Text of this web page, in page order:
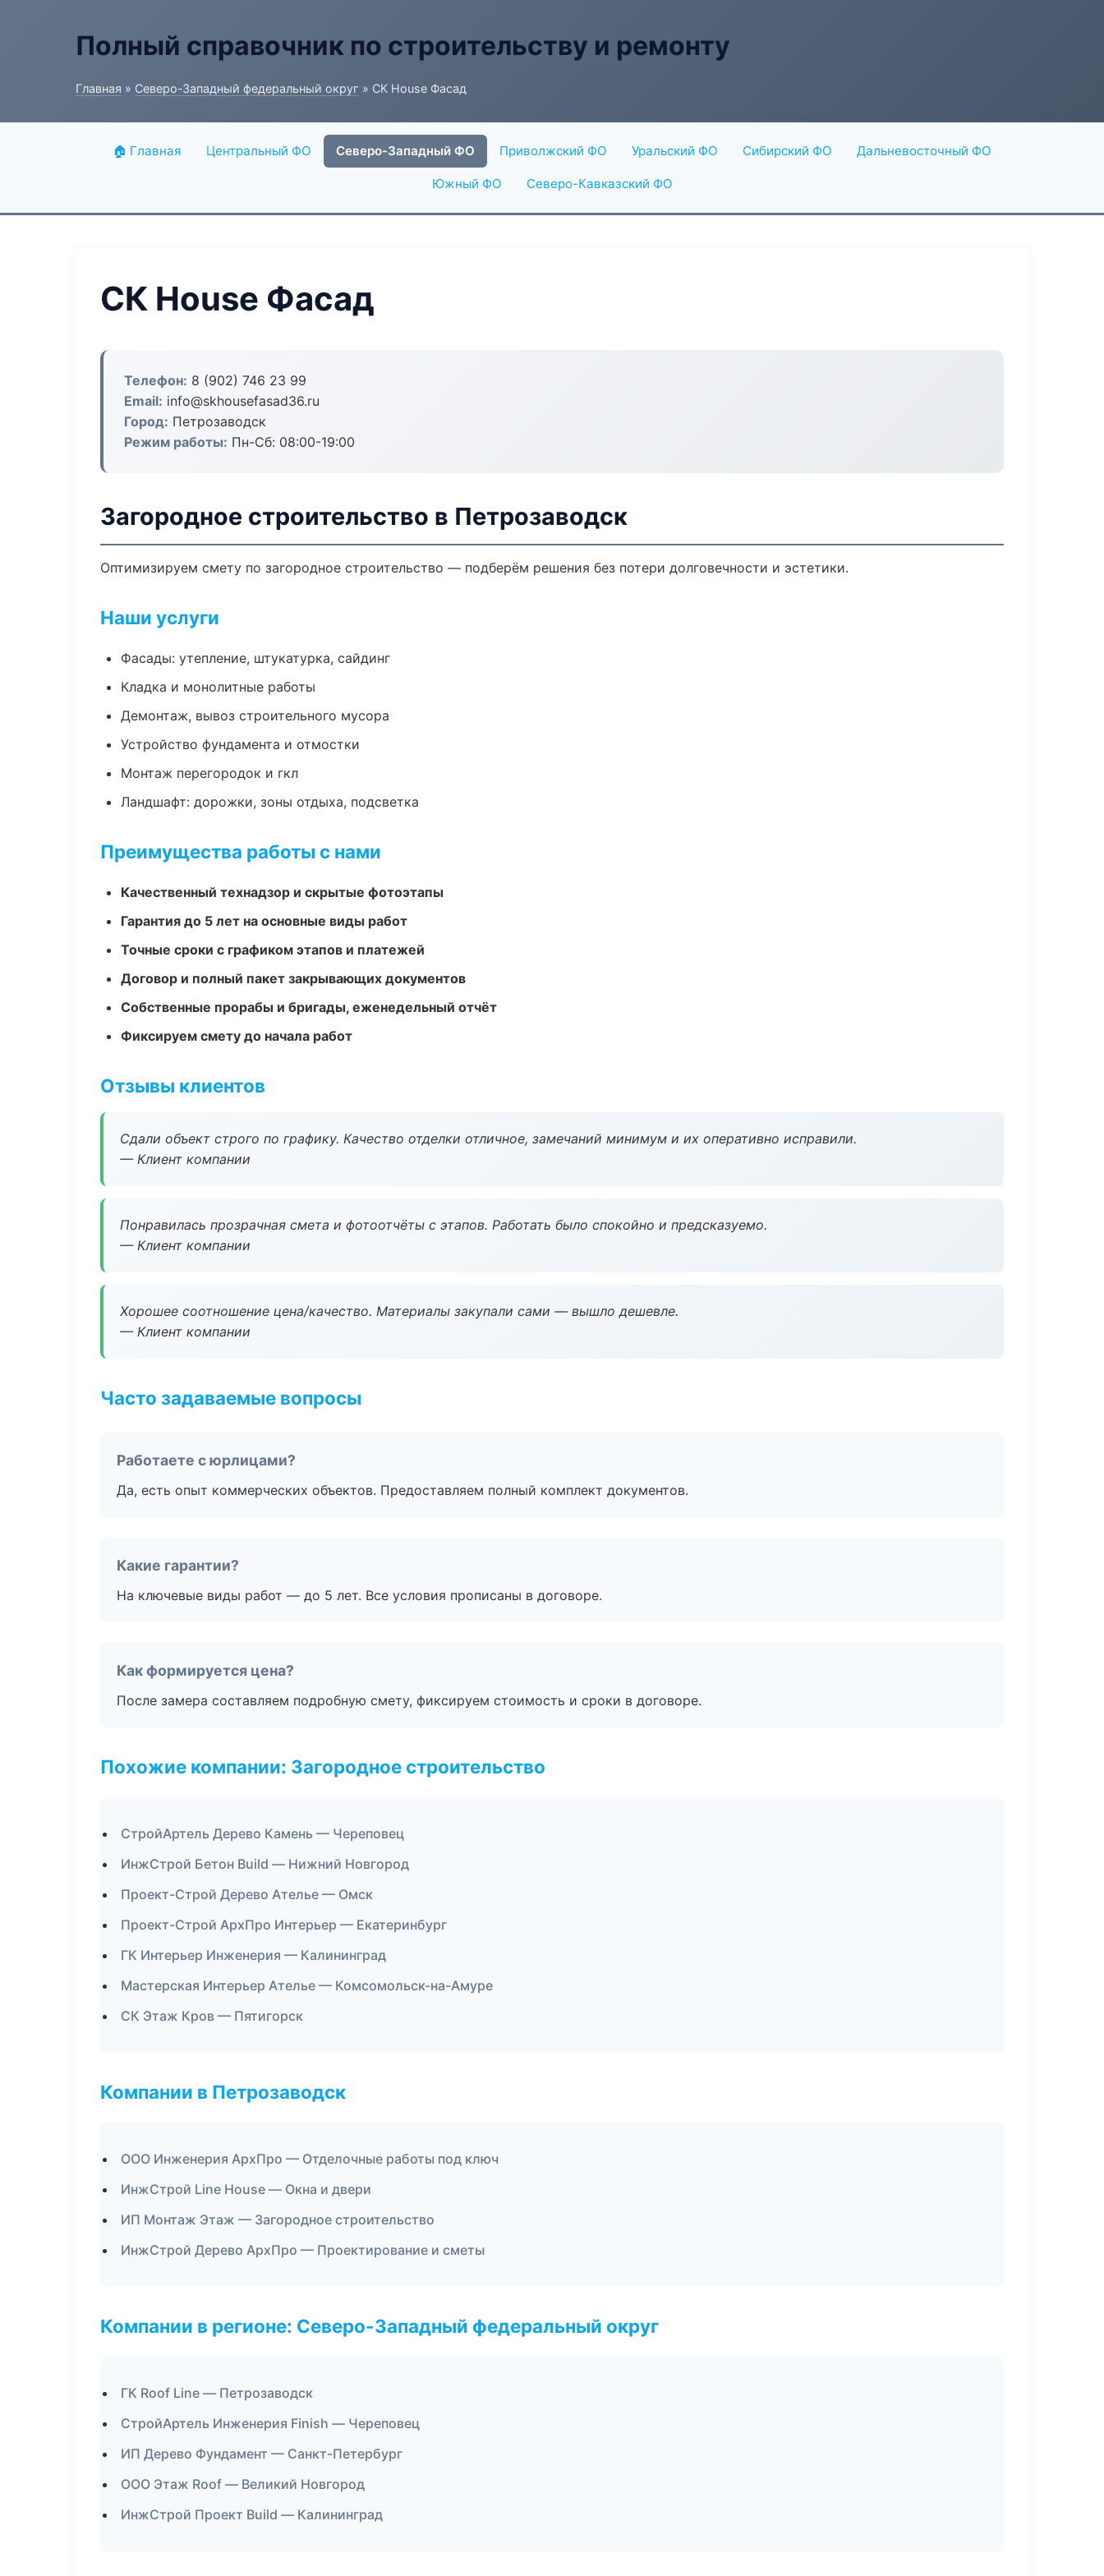
Полный справочник по строительству и ремонту
Главная » Северо-Западный федеральный округ » СК House Фасад
🏠 Главная Центральный ФО Северо-Западный ФО Приволжский ФО Уральский ФО Сибирский ФО Дальневосточный ФО
Южный ФО Северо-Кавказский ФО
СК House Фасад
Телефон: 8 (902) 746 23 99
Email: info@skhousefasad36.ru
Город: Петрозаводск
Режим работы: Пн-Сб: 08:00-19:00
Загородное строительство в Петрозаводск
Оптимизируем смету по загородное строительство — подберём решения без потери долговечности и эстетики.
Наши услуги
Фасады: утепление, штукатурка, сайдинг
Кладка и монолитные работы
Демонтаж, вывоз строительного мусора
Устройство фундамента и отмостки
Монтаж перегородок и гкл
Ландшафт: дорожки, зоны отдыха, подсветка
Преимущества работы с нами
Качественный технадзор и скрытые фотоэтапы
Гарантия до 5 лет на основные виды работ
Точные сроки с графиком этапов и платежей
Договор и полный пакет закрывающих документов
Собственные прорабы и бригады, еженедельный отчёт
Фиксируем смету до начала работ
Отзывы клиентов
Сдали объект строго по графику. Качество отделки отличное, замечаний минимум и их оперативно исправили.
— Клиент компании
Понравилась прозрачная смета и фотоотчёты с этапов. Работать было спокойно и предсказуемо.
— Клиент компании
Хорошее соотношение цена/качество. Материалы закупали сами — вышло дешевле.
— Клиент компании
Часто задаваемые вопросы
Работаете с юрлицами?
Да, есть опыт коммерческих объектов. Предоставляем полный комплект документов.
Какие гарантии?
На ключевые виды работ — до 5 лет. Все условия прописаны в договоре.
Как формируется цена?
После замера составляем подробную смету, фиксируем стоимость и сроки в договоре.
Похожие компании: Загородное строительство
СтройАртель Дерево Камень — Череповец
ИнжСтрой Бетон Build — Нижний Новгород
Проект-Строй Дерево Ателье — Омск
Проект-Строй АрхПро Интерьер — Екатеринбург
ГК Интерьер Инженерия — Калининград
Мастерская Интерьер Ателье — Комсомольск-на-Амуре
СК Этаж Кров — Пятигорск
Компании в Петрозаводск
ООО Инженерия АрхПро — Отделочные работы под ключ
ИнжСтрой Line House — Окна и двери
ИП Монтаж Этаж — Загородное строительство
ИнжСтрой Дерево АрхПро — Проектирование и сметы
Компании в регионе: Северо-Западный федеральный округ
ГК Roof Line — Петрозаводск
СтройАртель Инженерия Finish — Череповец
ИП Дерево Фундамент — Санкт-Петербург
ООО Этаж Roof — Великий Новгород
ИнжСтрой Проект Build — Калининград